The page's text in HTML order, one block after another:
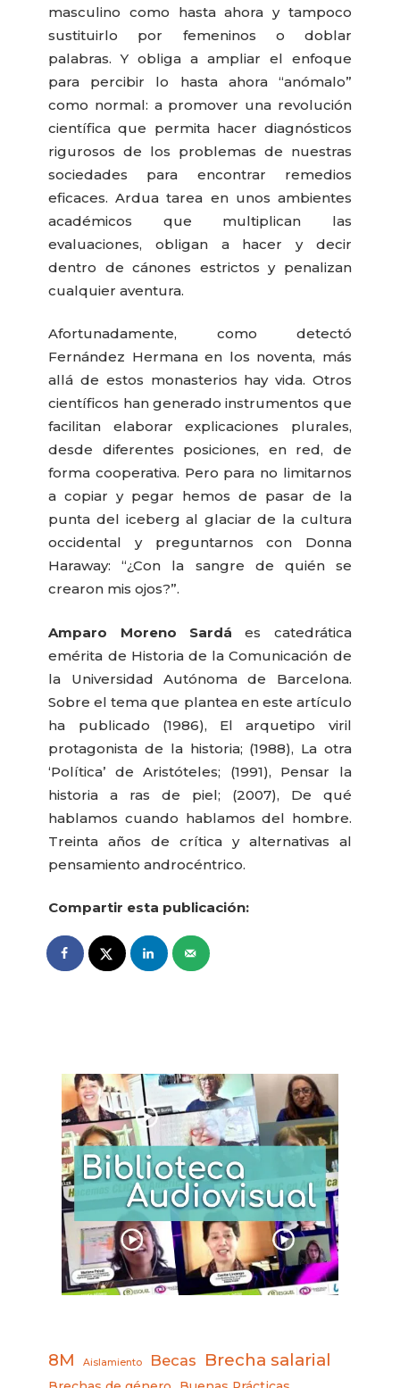
masculino como hasta ahora y tampoco
sustituirlo por femeninos o doblar
palabras. Y obliga a ampliar el enfoque
para percibir lo hasta ahora “anómalo”
como normal: a promover una revolución
científica que permita hacer diagnósticos
rigurosos de los problemas de nuestras
sociedades para encontrar remedios
eficaces. Ardua tarea en unos ambientes
académicos que multiplican las
evaluaciones, obligan a hacer y decir
dentro de cánones estrictos y penalizan
cualquier aventura.
Afortunadamente, como detectó
Fernández Hermana en los noventa, más
allá de estos monasterios hay vida. Otros
científicos han generado instrumentos que
facilitan elaborar explicaciones plurales,
desde diferentes posiciones, en red, de
forma cooperativa. Pero para no limitarnos
a copiar y pegar hemos de pasar de la
punta del iceberg al glaciar de la cultura
occidental y preguntarnos con Donna
Haraway: “¿Con la sangre de quién se
crearon mis ojos?”.
Amparo Moreno Sardá es catedrática
emérita de Historia de la Comunicación de
la Universidad Autónoma de Barcelona.
Sobre el tema que plantea en este artículo
ha publicado (1986), El arquetipo viril
protagonista de la historia; (1988), La otra
‘Política’ de Aristóteles; (1991), Pensar la
historia a ras de piel; (2007), De qué
hablamos cuando hablamos del hombre.
Treinta años de crítica y alternativas al
pensamiento androcéntrico.
Compartir esta publicación:
8M Aislamiento Becas Brecha salarial